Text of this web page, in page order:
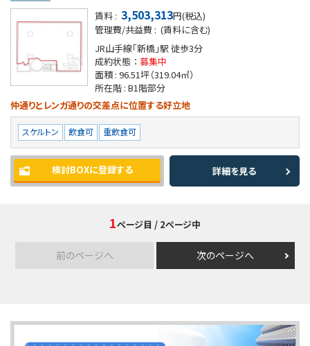
賃料 : 3,503,313円(税込)
管理費/共益費 : (賃料に含む)
JR山手線「新橋」駅 徒歩3分
成約状態 ： 募集中
面積 : 96.51坪（319.04㎡）
所在階 : B1階部分
仲通りとレンガ通りの交差点に位置する好立地
スケルトン 飲食可 重飲食可
検討BOXに登録する 詳細を見る
1ページ目 / 2ページ中
前のページへ 次のページへ